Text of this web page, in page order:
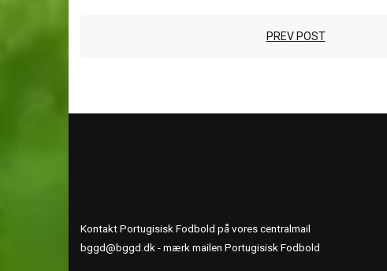
PREV POST
Kontakt Portugisisk Fodbold på vores centralmail
bggd@bggd.dk - mærk mailen Portugisisk Fodbold